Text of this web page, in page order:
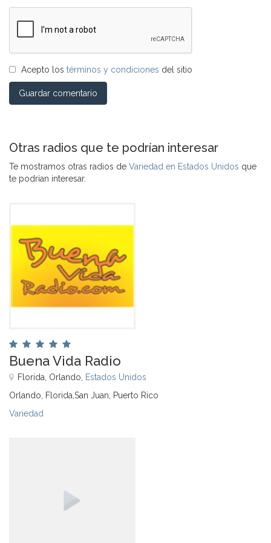
Acepto los términos y condiciones del sitio
Guardar comentario
Otras radios que te podrían interesar
Te mostramos otras radios de Variedad en Estados Unidos que
te podrían interesar.
Buena Vida Radio
Florida, Orlando, Estados Unidos
Orlando, Florida,San Juan, Puerto Rico
Variedad